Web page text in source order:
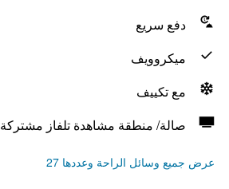
دفع سريع
ميكروويف
مع تكييف
صالة/ منطقة مشاهدة تلفاز مشتركة
عرض جميع وسائل الراحة وعددها 27